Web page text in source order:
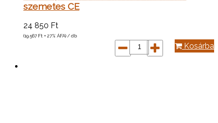
szemetes CE
24 850 Ft
(19 567 Ft + 27% ÁFA) / db
Kosárba